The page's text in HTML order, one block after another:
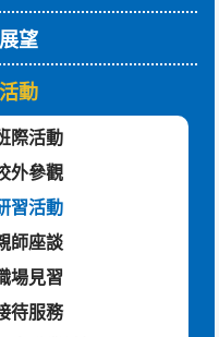
望
動
際活動
外參觀
習活動
師座談
場見習
待服務